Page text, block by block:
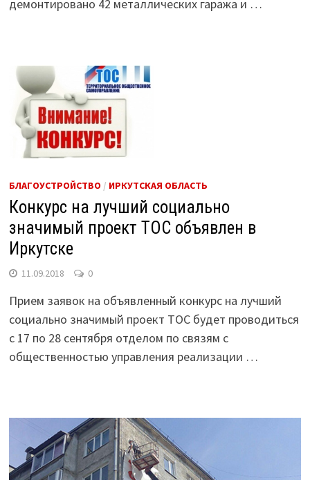
демонтировано 42 металлических гаража и …
БЛАГОУСТРОЙСТВО / ИРКУТСКАЯ ОБЛАСТЬ
Конкурс на лучший социально
значимый проект ТОС объявлен в
Иркутске
11.09.2018 0
Прием заявок на объявленный конкурс на лучший
социально значимый проект ТОС будет проводиться
с 17 по 28 сентября отделом по связям с
общественностью управления реализации …